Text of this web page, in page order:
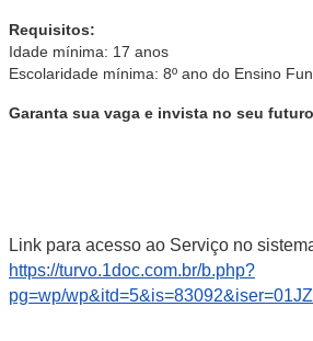
Requisitos:
Idade mínima: 17 anos
Escolaridade mínima: 8º ano do Ensino
Garanta sua vaga e invista no seu
Link para acesso ao Serviço no
https://turvo.1doc.com.br/b.php?
pg=wp/